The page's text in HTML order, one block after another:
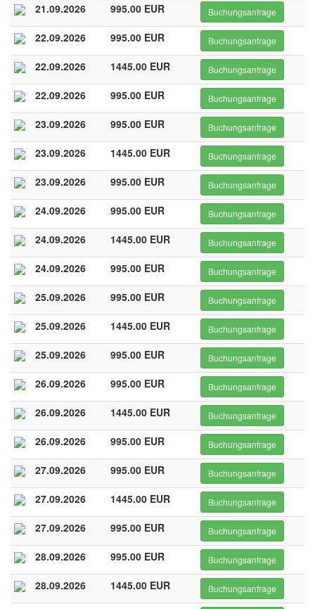
21.09.2026 995.00 EUR Buchungsanfrage
22.09.2026 995.00 EUR Buchungsanfrage
22.09.2026 1445.00 EUR Buchungsanfrage
22.09.2026 995.00 EUR Buchungsanfrage
23.09.2026 995.00 EUR Buchungsanfrage
23.09.2026 1445.00 EUR Buchungsanfrage
23.09.2026 995.00 EUR Buchungsanfrage
24.09.2026 995.00 EUR Buchungsanfrage
24.09.2026 1445.00 EUR Buchungsanfrage
24.09.2026 995.00 EUR Buchungsanfrage
25.09.2026 995.00 EUR Buchungsanfrage
25.09.2026 1445.00 EUR Buchungsanfrage
25.09.2026 995.00 EUR Buchungsanfrage
26.09.2026 995.00 EUR Buchungsanfrage
26.09.2026 1445.00 EUR Buchungsanfrage
26.09.2026 995.00 EUR Buchungsanfrage
27.09.2026 995.00 EUR Buchungsanfrage
27.09.2026 1445.00 EUR Buchungsanfrage
27.09.2026 995.00 EUR Buchungsanfrage
28.09.2026 995.00 EUR Buchungsanfrage
28.09.2026 1445.00 EUR Buchungsanfrage